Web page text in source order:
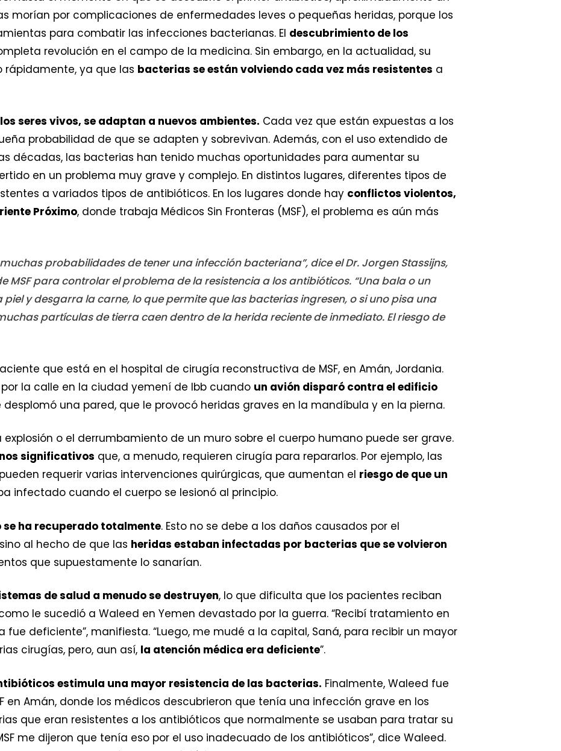
morían por complicaciones de enfermedades leves o pequeñas heridas, porque los
para combatir las infecciones bacterianas. El descubrimiento de los
revolución en el campo de la medicina. Sin embargo, en la actualidad, su
ya que las bacterias se están volviendo cada vez más resistentes a
seres vivos, se adaptan a nuevos ambientes. Cada vez que están expuestas a los
probabilidad de que se adapten y sobrevivan. Además, con el uso extendido de
décadas, las bacterias han tenido muchas oportunidades para aumentar su
en un problema muy grave y complejo. En distintos lugares, diferentes tipos de
a variados tipos de antibióticos. En los lugares donde hay conflictos violentos,
Próximo, donde trabaja Médicos Sin Fronteras (MSF), el problema es aún más
probabilidades de tener una infección bacteriana”, dice el Dr. Jorgen Stassijns,
MSF para controlar el problema de la resistencia a los antibióticos. “Una bala o un
y desgarra la carne, lo que permite que las bacterias ingresen, o si uno pisa una
partículas de tierra caen dentro de la herida reciente de inmediato. El riesgo de
que está en el hospital de cirugía reconstructiva de MSF, en Amán, Jordania.
por la calle en la ciudad yemení de Ibb cuando un avión disparó contra el edificio
desplomó una pared, que le provocó heridas graves en la mandíbula y en la pierna.
o el derrumbamiento de un muro sobre el cuerpo humano puede ser grave.
significativos que, a menudo, requieren cirugía para repararlos. Por ejemplo, las
requerir varias intervenciones quirúrgicas, que aumentan el riesgo de que un
infectado cuando el cuerpo se lesionó al principio.
se ha recuperado totalmente. Esto no se debe a los daños causados por el
al hecho de que las heridas estaban infectadas por bacterias que se volvieron
que supuestamente lo sanarían.
de salud a menudo se destruyen, lo que dificulta que los pacientes reciban
le sucedió a Waleed en Yemen devastado por la guerra. “Recibí tratamiento en
fue deficiente”, manifiesta. “Luego, me mudé a la capital, Saná, para recibir un mayor
cirugías, pero, aun así, la atención médica era deficiente”.
estimula una mayor resistencia de las bacterias. Finalmente, Waleed fue
en Amán, donde los médicos descubrieron que tenía una infección grave en los
que eran resistentes a los antibióticos que normalmente se usaban para tratar su
me dijeron que tenía eso por el uso inadecuado de los antibióticos”, dice Waleed.